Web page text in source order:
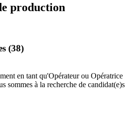
production
(38)
en tant qu'Opérateur ou Opératrice
sommes à la recherche de candidat(e)s